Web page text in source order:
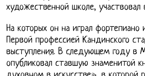
художественной школе, участвовал
На которых он на играл фортепиано
Первой профессией Кандинского
выступления. В следующем году в
опубликовал ставшую знаменитой